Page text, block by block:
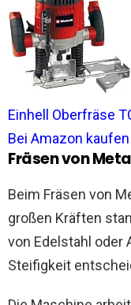
Einhell Oberfräse
Bei Amazon kaufen
Fräsen von
Beim Fräsen von
großen Kräften
von Edelstahl oder
Steifigkeit